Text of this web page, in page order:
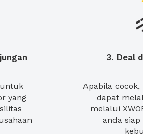
yang
3. Deal
Apabila
dapat
melalui
anda